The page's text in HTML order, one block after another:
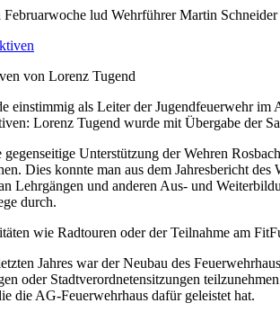
lud Wehrführer Martin
von Lorenz Tugend
einstimmig als Leiter der Jugendfeuerwehr
Lorenz Tugend wurde mit Übergabe der
Unterstützung der Wehren
Dies konnte man aus dem Jahresbericht
Lehrgängen und anderen Aus- und
durch.
wie Radtouren oder der Teilnahme am
Jahres war der Neubau des
oder Stadtverordnetensitzungen
die AG-Feuerwehrhaus dafür geleistet hat.